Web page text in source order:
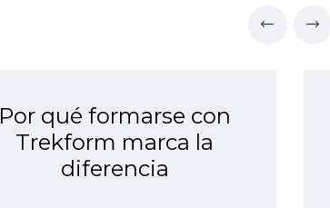
Por qué formarse con
Trekform marca la
diferencia